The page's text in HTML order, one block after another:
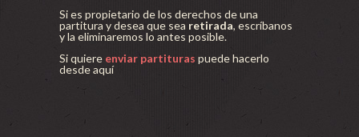
Si es propietario de los derechos de una
partitura y desea que sea retirada, escríbanos
y la eliminaremos lo antes posible.
Si quiere enviar partituras puede hacerlo
desde aquí